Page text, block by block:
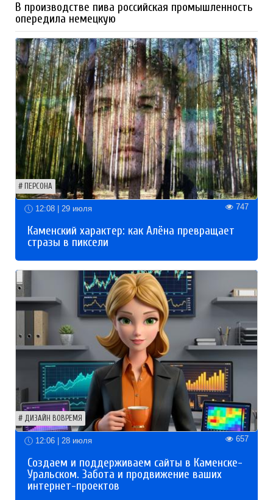
В производстве пива российская промышленность
опередила немецкую
ПЕРСОНА
12:08 | 29 июля 747
Каменский характер: как Алёна превращает
стразы в пиксели
ДИЗАЙН ВОВРЕМЯ
12:06 | 28 июля 657
Создаем и поддерживаем сайты в Каменске-
Уральском. Забота и продвижение ваших
интернет-проектов